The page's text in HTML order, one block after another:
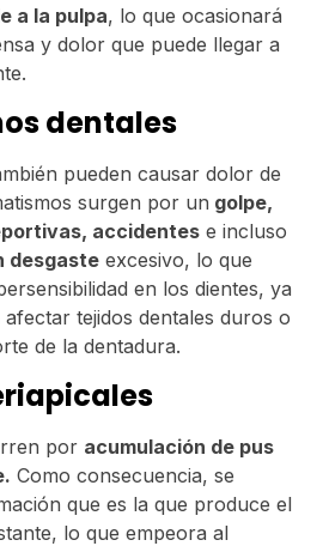
a la pulpa, lo que ocasionará
y dolor que puede llegar a
dentales
pueden causar dolor de
surgen por un golpe,
accidentes e incluso
desgaste excesivo, lo que
en los dientes, ya
tejidos dentales duros o
de la dentadura.
por acumulación de pus
Como consecuencia, se
que es la que produce el
lo que empeora al